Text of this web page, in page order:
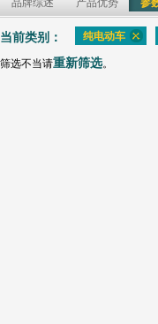
品牌综述 产品优势 参
当前类别： 纯电动车
筛选不当请重新筛选。